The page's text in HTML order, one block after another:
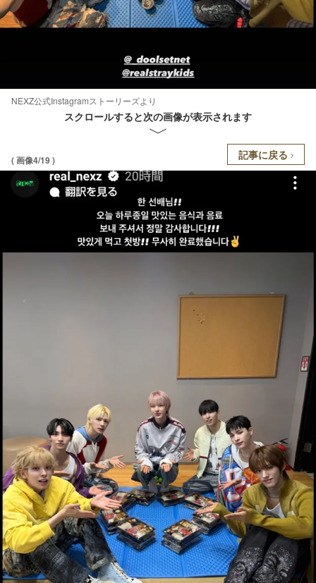
NEXZ公式Instagramストーリーズより
スクロールすると次の画像が表示されます
( 画像4/19 ) 記事に戻る